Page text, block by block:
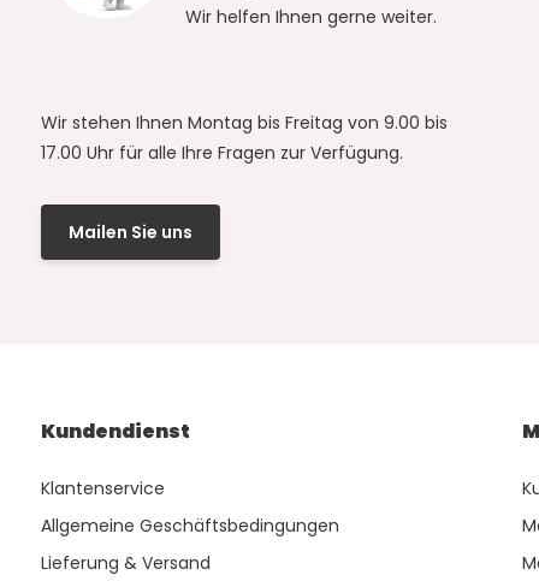
Wir helfen Ihnen gerne weiter.
Wir stehen Ihnen Montag bis Freitag von 9.00 bis
17.00 Uhr für alle Ihre Fragen zur Verfügung.
Mailen Sie uns
Kundendienst
Klantenservice
Allgemeine Geschäftsbedingungen
Lieferung & Versand